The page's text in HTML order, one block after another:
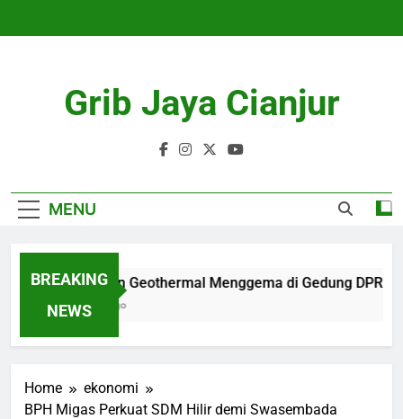
Grib Jaya Cianjur
MENU
BREAKING
NEWS
Penolakan Geothermal Menggema di Gedung DPRD
4 Months Ago
Home
ekonomi
BPH Migas Perkuat SDM Hilir demi Swasembada